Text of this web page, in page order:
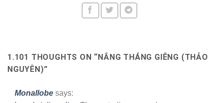
1.101 THOUGHTS ON “NẮNG THÁNG GIÊNG (THẢO
NGUYÊN)”
Monallobe says: